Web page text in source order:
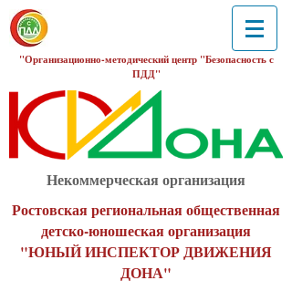
"Организационно-методический центр "Безопасность с
ПДД"
Некоммерческая организация
Ростовская региональная общественная
детско-юношеская организация
"ЮНЫЙ ИНСПЕКТОР ДВИЖЕНИЯ
ДОНА"